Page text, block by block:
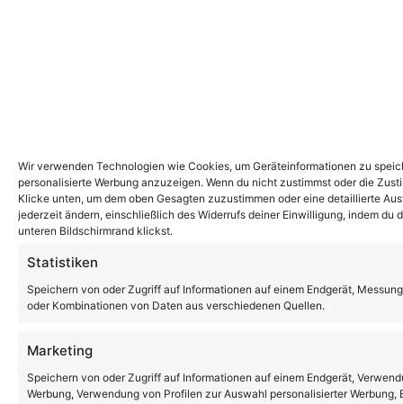
Wir verwenden Technologien wie Cookies, um Geräteinformationen zu
personalisierte Werbung anzuzeigen. Wenn du nicht zustimmst oder die
Klicke unten, um dem oben Gesagten zuzustimmen oder eine detaillierte
jederzeit ändern, einschließlich des Widerrufs deiner Einwilligung, indem
unteren Bildschirmrand klickst.
Statistiken
Speichern von oder Zugriff auf Informationen auf einem Endgerät,
oder Kombinationen von Daten aus verschiedenen Quellen.
Marketing
Speichern von oder Zugriff auf Informationen auf einem Endgerät,
Werbung, Verwendung von Profilen zur Auswahl personalisierter